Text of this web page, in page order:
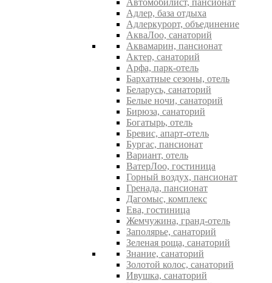
Автомобилист, пансионат
Адлер, база отдыха
Адлеркурорт, объединение
АкваЛоо, санаторий
Аквамарин, пансионат
Актер, санаторий
Арфа, парк-отель
Бархатные сезоны, отель
Беларусь, санаторий
Белые ночи, санаторий
Бирюза, санаторий
Богатырь, отель
Бревис, апарт-отель
Бургас, пансионат
Вариант, отель
ВатерЛоо, гостиница
Горный воздух, пансионат
Гренада, пансионат
Дагомыс, комплекс
Ева, гостиница
Жемчужина, гранд-отель
Заполярье, санаторий
Зеленая роща, санаторий
Знание, санаторий
Золотой колос, санаторий
Ивушка, санаторий